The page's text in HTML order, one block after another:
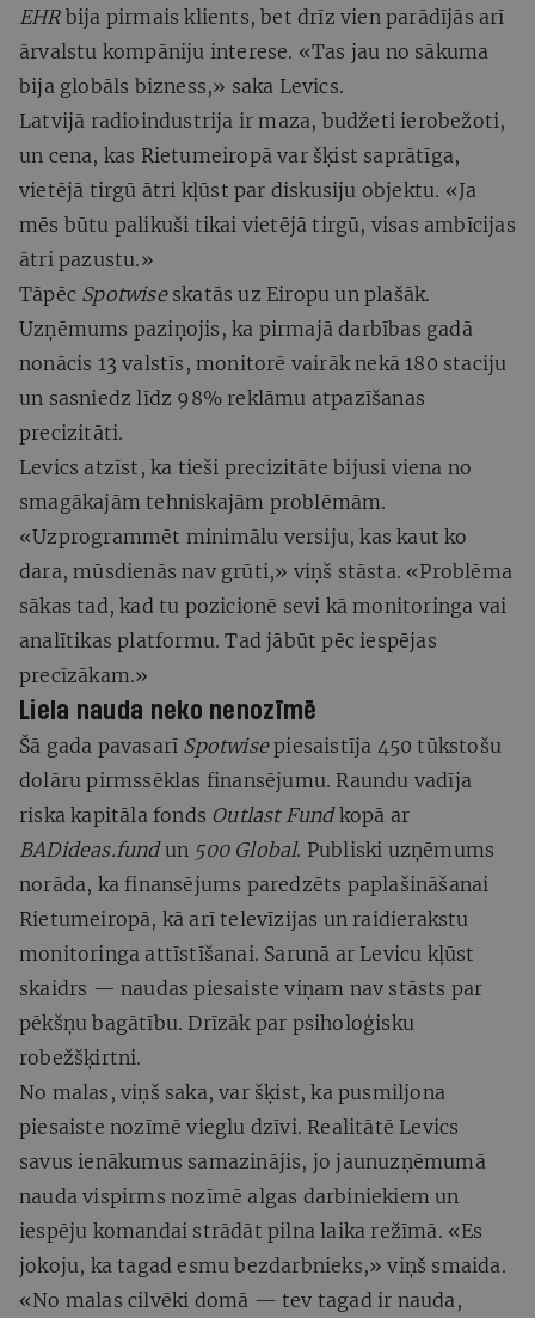
EHRbija pirmais klients, bet drīz vien parādījās arī
ārvalstu kompāniju interese. «Tas jau no sākuma
bija globāls bizness,» saka Levics.
Latvijā radioindustrija ir maza, budžeti ierobežoti,
un cena, kas Rietumeiropā var šķist saprātīga,
vietējā tirgū ātri kļūst par diskusiju objektu. «Ja
mēs būtu palikuši tikai vietējā tirgū, visas ambīcijas
ātri pazustu.»
Tāpēc Spotwiseskatās uz Eiropu un plašāk.
Uzņēmums paziņojis, ka pirmajā darbības gadā
nonācis 13 valstīs, monitorē vairāk nekā 180 staciju
un sasniedz līdz 98% reklāmu atpazīšanas
precizitāti.
Levics atzīst, ka tieši precizitāte bijusi viena no
smagākajām tehniskajām problēmām.
«Uzprogrammēt minimālu versiju, kas kaut ko
dara, mūsdienās nav grūti,» viņš stāsta. «Problēma
sākas tad, kad tu pozicionē sevi kā monitoringa vai
analītikas platformu. Tad jābūt pēc iespējas
precīzākam.»
Liela nauda neko nenozīmē
Šā gada pavasarī Spotwisepiesaistīja 450 tūkstošu
dolāru pirmssēklas finansējumu. Raundu vadīja
riska kapitāla fonds Outlast Fundkopā ar
BADideas.fundun 500 Global. Publiski uzņēmums
norāda, ka finansējums paredzēts paplašināšanai
Rietumeiropā, kā arī televīzijas un raidierakstu
monitoringa attīstīšanai. Sarunā ar Levicu kļūst
skaidrs — naudas piesaiste viņam nav stāsts par
pēkšņu bagātību. Drīzāk par psiholoģisku
robežšķirtni.
No malas, viņš saka, var šķist, ka pusmiljona
piesaiste nozīmē vieglu dzīvi. Realitātē Levics
savus ienākumus samazinājis, jo jaunuzņēmumā
nauda vispirms nozīmē algas darbiniekiem un
iespēju komandai strādāt pilna laika režīmā. «Es
jokoju, ka tagad esmu bezdarbnieks,» viņš smaida.
«No malas cilvēki domā — tev tagad ir nauda,